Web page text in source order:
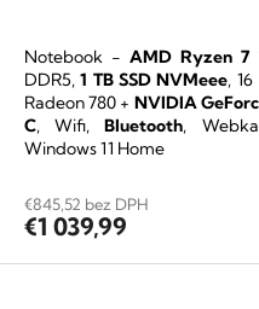
je
5,0
z
5
hviezdičiek.
€845,52 bez DPH
€1 039,99
Notebook - AMD Ryzen 7
DDR5,1 TB SSD NVMeee,
Radeon 780 + NVIDIA
C, Wifi,Bluetooth,
Windows 11 Home